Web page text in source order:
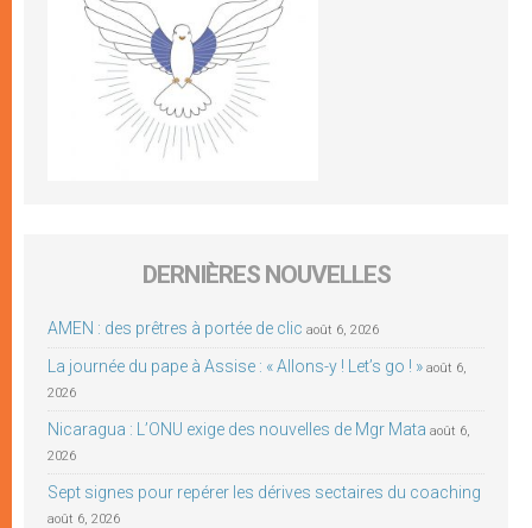
DERNIÈRES NOUVELLES
AMEN : des prêtres à portée de clic août 6, 2026
La journée du pape à Assise : « Allons-y ! Let’s go ! » août 6,
2026
Nicaragua : L’ONU exige des nouvelles de Mgr Mata août 6,
2026
Sept signes pour repérer les dérives sectaires du coaching
août 6, 2026